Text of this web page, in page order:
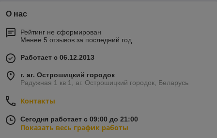
О нас
Рейтинг не сформирован
Менее 5 отзывов за последний год
Работает с 06.12.2013
г. аг. Острошицкий городок
Радужная 1 кв 1, аг. Острошицкий городок, Беларусь
Контакты
Сегодня работает с 09:00 до 21:00
Показать весь график работы